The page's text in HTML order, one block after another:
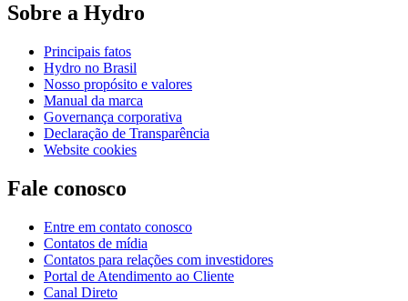
Sobre a Hydro
Principais fatos
Hydro no Brasil
Nosso propósito e valores
Manual da marca
Governança corporativa
Declaração de Transparência
Website cookies
Fale conosco
Entre em contato conosco
Contatos de mídia
Contatos para relações com investidores
Portal de Atendimento ao Cliente
Canal Direto